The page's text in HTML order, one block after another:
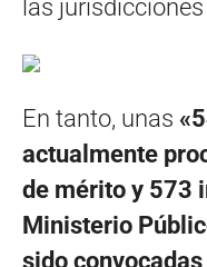
las
En tanto, unas
actualmente
de mérito y 573
Ministerio
sido